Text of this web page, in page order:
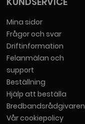
Mina sidor
Frågor och svar
Driftinformation
Felanmälan och
support
Beställning
Hjälp att beställa
Bredbandsrådgivaren
Vår cookiepolicy